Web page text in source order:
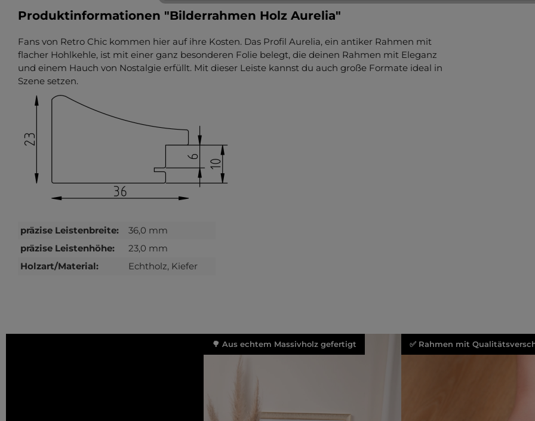
Produktinformationen "Bilderrahmen Holz Aurelia"
Fans von Retro Chic kommen hier auf ihre Kosten. Das Profil Aurelia, ein antiker Rahmen mit
flacher Hohlkehle, ist mit einer ganz besonderen Folie belegt, die deinen Rahmen mit Eleganz
und einem Hauch von Nostalgie erfüllt. Mit dieser Leiste kannst du auch große Formate ideal in
Szene setzen.
präzise Leistenbreite:
36,0 mm
präzise Leistenhöhe:
23,0 mm
Holzart/Material:
Echtholz, Kiefer
🌳 Aus echtem Massivholz gefertigt ✅ Rahmen mit